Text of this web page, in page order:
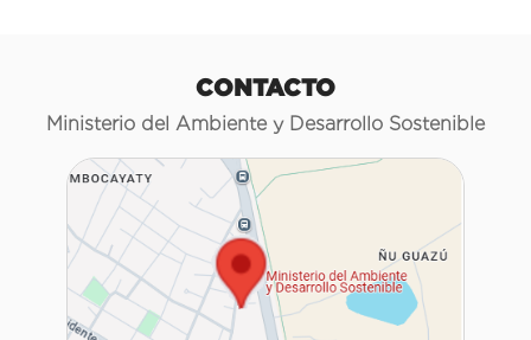
CONTACTO
Ministerio del Ambiente y Desarrollo Sostenible